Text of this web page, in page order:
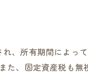
、所有期間によっ
た、固定資産税も無